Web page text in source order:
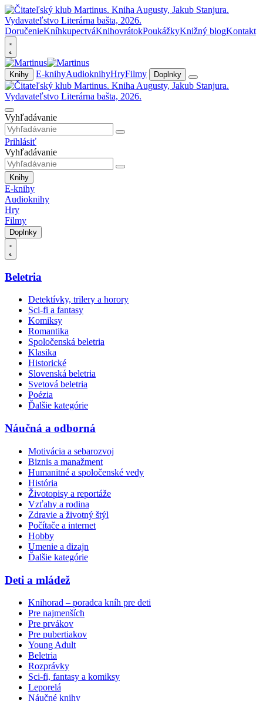
DoručenieKníhkupectváKnihovrátokPoukážkyKnižný blogKontakt
Knihy E-knihyAudioknihyHryFilmy Doplnky
Vyhľadávanie
Prihlásiť
Vyhľadávanie
Knihy
E-knihy
Audioknihy
Hry
Filmy
Doplnky
Beletria
Detektívky, trilery a horory
Sci-fi a fantasy
Komiksy
Romantika
Spoločenská beletria
Klasika
Historické
Slovenská beletria
Svetová beletria
Poézia
Ďalšie kategórie
Náučná a odborná
Motivácia a sebarozvoj
Biznis a manažment
Humanitné a spoločenské vedy
História
Životopisy a reportáže
Vzťahy a rodina
Zdravie a životný štýl
Počítače a internet
Hobby
Umenie a dizajn
Ďalšie kategórie
Deti a mládež
Knihorad – poradca kníh pre deti
Pre najmenších
Pre prvákov
Pre pubertiakov
Young Adult
Beletria
Rozprávky
Sci-fi, fantasy a komiksy
Leporelá
Náučné knihy